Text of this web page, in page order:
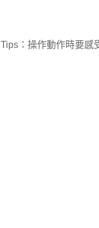
Tips：操作動作時要感